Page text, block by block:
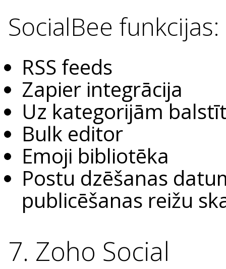
SocialBee funkcijas:
RSS feeds
Zapier integrācija
Uz kategorijām
Bulk editor
Emoji bibliotēka
Postu dzēšanas
publicēšanas reižu
7. Zoho Social